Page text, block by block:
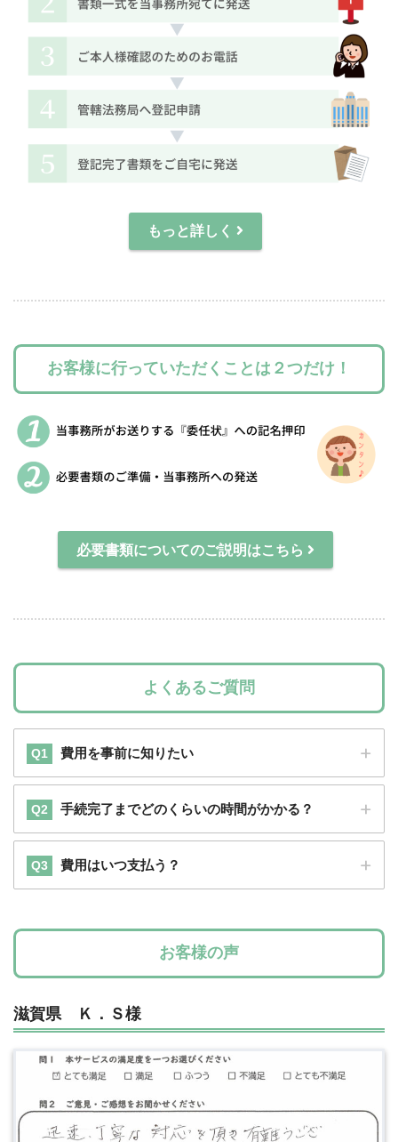
もっと詳しく
お客様に行っていただくことは２つだけ！
必要書類についてのご説明はこちら
よくあるご質問
Q1 費用を事前に知りたい
A1 おとは司法書士事務所では 無料見積
を行っています。
見積金額にご納得いただいてから手続スター
Q2 手続完了までどのくらいの時間がかかる？
申請先の法務局の混雑具合にもよりますが登
Q3 費用はいつ支払う？
A3
登記申請の準備が整いましたら請求書を
メール（または郵便）にてお送りいたします
のでお振込手続きをお願いいたします。
お客様の声
滋賀県 Ｋ．Ｓ様